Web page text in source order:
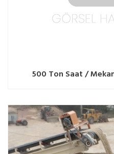
500 Ton Saat /